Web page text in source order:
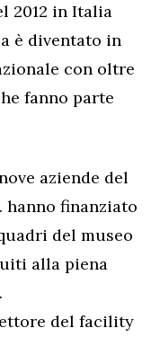
2012 in Italia
è diventato in
con oltre
fanno parte
aziende del
hanno finanziato
del museo
alla piena
del facility